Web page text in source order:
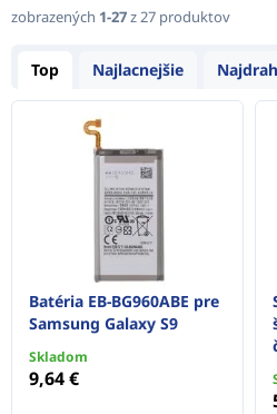
zobrazených 1-27z 27 produktov
Top Najlacnejšie
Batéria EB-BG960ABE pre
Samsung Galaxy S9
Skladom
9,64 €